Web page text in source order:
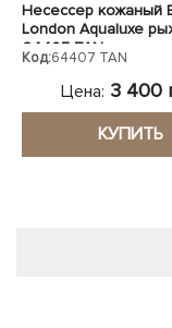
Несессер кожаный
London Aqualuxe
64407 TAN
Код:64407 TAN
Цена: 3 400
КУПИТЬ